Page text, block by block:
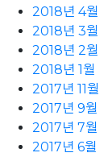
2018년 4월
2018년 3월
2018년 2월
2018년 1월
2017년 11월
2017년 9월
2017년 7월
2017년 6월